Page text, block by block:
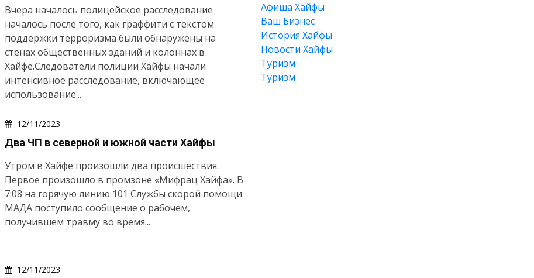
Вчера началось полицейское расследование
началось после того, как граффити с текстом
поддержки терроризма были обнаружены на
стенах общественных зданий и колоннах в
Хайфе.Следователи полиции Хайфы начали
интенсивное расследование, включающее
использование...
12/11/2023
Два ЧП в северной и южной части Хайфы
Утром в Хайфе произошли два происшествия.
Первое произошло в промзоне «Мифрац Хайфа». В
7:08 на горячую линию 101 Службы скорой помощи
МАДА поступило сообщение о рабочем,
получившем травму во время...
12/11/2023
Афиша Хайфы
Ваш Бизнес
История Хайфы
Новости Хайфы
Туризм
Туризм